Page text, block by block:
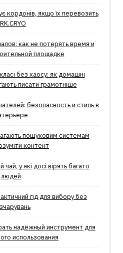
кордонів, якщо їх перевозить
как не потерять время и
площадке
без хаосу: як домашні
писати грамотніше
безопасность и стиль в
пошуковим системам
контент
у які досі вірять багато
людей
гід для вибору без
надёжный инструмент для
использования